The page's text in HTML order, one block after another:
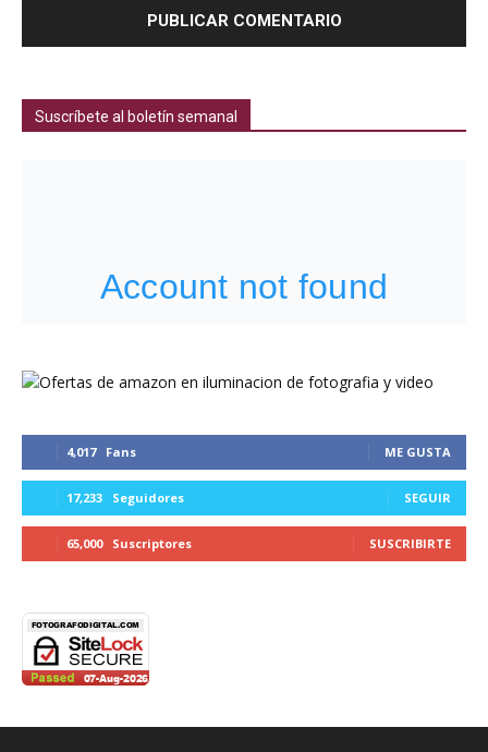
Suscríbete al boletín semanal
4,017 Fans ME GUSTA
17,233 Seguidores SEGUIR
65,000 Suscriptores SUSCRIBIRTE